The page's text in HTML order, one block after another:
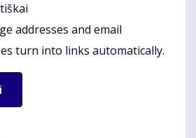
addresses and email
turn into links automatically.